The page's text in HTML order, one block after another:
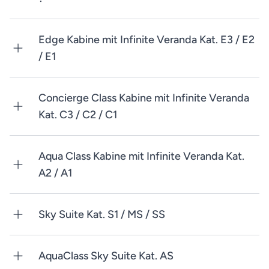
Edge Kabine mit Infinite Veranda Kat. E3 / E2
/ E1
Concierge Class Kabine mit Infinite Veranda
Kat. C3 / C2 / C1
Aqua Class Kabine mit Infinite Veranda Kat.
A2 / A1
Sky Suite Kat. S1 / MS / SS
AquaClass Sky Suite Kat. AS